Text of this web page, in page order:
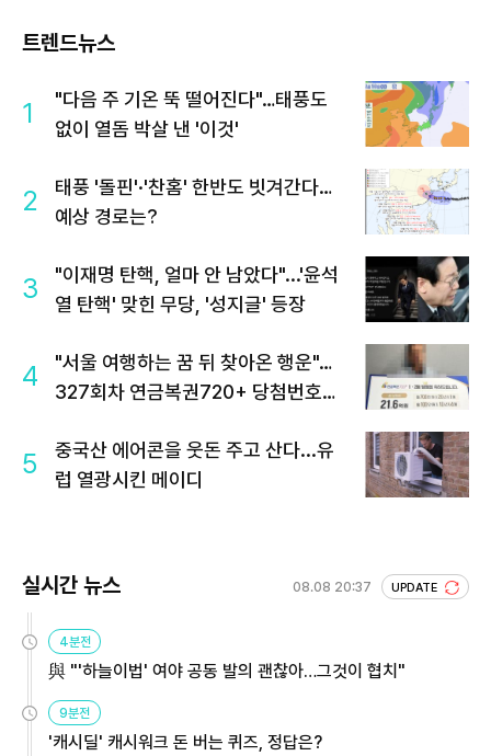
트렌드뉴스
1
"다음 주 기온 뚝 떨어진다"…태풍도
없이 열돔 박살 낸 '이것'
2
태풍 '돌핀'·'찬홈' 한반도 빗겨간다…
예상 경로는?
3
"이재명 탄핵, 얼마 안 남았다"...'윤석
열 탄핵' 맞힌 무당, '성지글' 등장
4
"서울 여행하는 꿈 뒤 찾아온 행운"…
327회차 연금복권720+ 당첨번호조
5
중국산 에어콘을 웃돈 주고 산다...유
럽 열광시킨 메이디
실시간 뉴스 08.08 20:37 UPDATE
4분전
與 "'하늘이법' 여야 공동 발의 괜찮아…그것이 협치"
9분전
'캐시딜' 캐시워크 돈 버는 퀴즈, 정답은?